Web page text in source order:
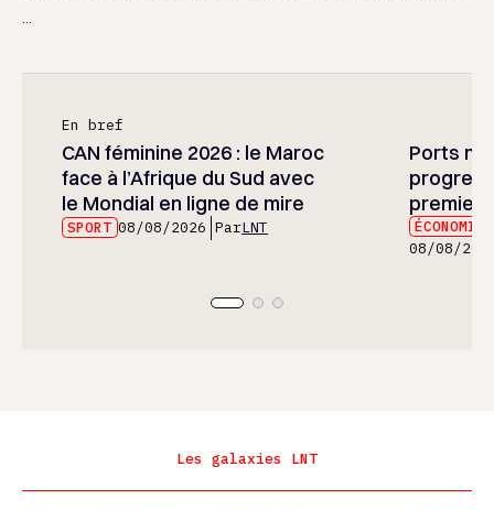
...
En bref
CAN féminine 2026 : le Maroc
face à l’Afrique du Sud avec
le Mondial en ligne de mire
SPORT 08/08/2026 ParLNT
Ports
premier
08/08/
Les galaxies LNT